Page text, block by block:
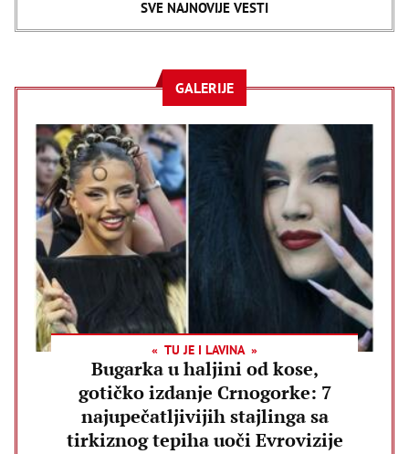
SVE NAJNOVIJE VESTI
GALERIJE
TU JE I LAVINA
Bugarka u haljini od kose,
gotičko izdanje Crnogorke: 7
najupečatljivijih stajlinga sa
tirkiznog tepiha uoči Evrovizije